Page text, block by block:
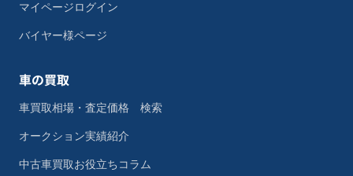
マイページログイン
バイヤー様ページ
車の買取
車買取相場・査定価格 検索
オークション実績紹介
中古車買取お役立ちコラム